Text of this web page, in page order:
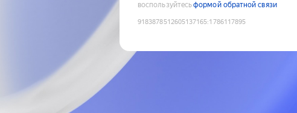
воспользуйтесьформой обратной связи
9183878512605137165:1786117895